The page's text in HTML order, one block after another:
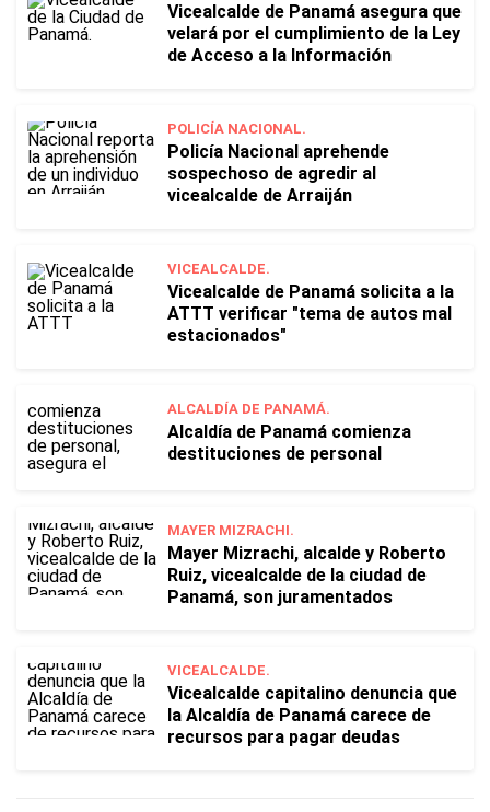
Vicealcalde de Panamá asegura que
velará por el cumplimiento de la Ley
de Acceso a la Información
POLICÍA NACIONAL.
Policía Nacional aprehende
sospechoso de agredir al
vicealcalde de Arraiján
VICEALCALDE.
Vicealcalde de Panamá solicita a la
ATTT verificar "tema de autos mal
estacionados"
ALCALDÍA DE PANAMÁ.
Alcaldía de Panamá comienza
destituciones de personal
MAYER MIZRACHI.
Mayer Mizrachi, alcalde y Roberto
Ruiz, vicealcalde de la ciudad de
Panamá, son juramentados
VICEALCALDE.
Vicealcalde capitalino denuncia que
la Alcaldía de Panamá carece de
recursos para pagar deudas